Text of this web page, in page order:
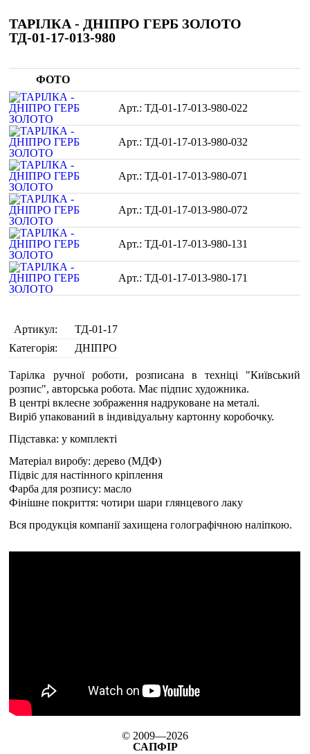
ТАРІЛКА - ДНІПРО ГЕРБ ЗОЛОТО
ТД-01-17-013-980
ФОТО
ТД-01-17-013-980-022
ТД-01-17-013-980-032
ТД-01-17-013-980-071
ТД-01-17-013-980-072
ТД-01-17-013-980-131
ТД-01-17-013-980-171
Артикул:
ТД-01-17
Категорія:
ДНІПРО
Тарілка ручної роботи, розписана в техніці "Київський
розпис", авторська робота. Має підпис художника.
В центрі вклеєне зображення надруковане на металі.
Виріб упакований в індивідуальну картонну коробочку.
Підставка: у комплекті
Матеріал виробу: дерево (МДФ)
Підвіс для настінного кріплення
Фарба для розпису: масло
Фінішне покриття: чотири шари глянцевого лаку
Вся продукція компанії захищена голографічною наліпкою.
© 2009—2026
САПФІР